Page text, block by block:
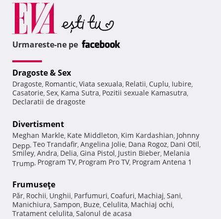
Urmareste-ne pe
Dragoste & Sex
Dragoste, Romantic, Viata sexuala, Relatii, Cuplu, Iubire,
Casatorie, Sex, Kama Sutra, Pozitii sexuale Kamasutra,
Declaratii de dragoste
Divertisment
Meghan Markle, Kate Middleton, Kim Kardashian, Johnny
Depp, Teo Trandafir, Angelina Jolie, Dana Rogoz, Dani Otil,
Smiley, Andra, Delia, Gina Pistol, Justin Bieber, Melania
Trump, Program TV, Program Pro TV, Program Antena 1
Frumuseţe
Păr, Rochii, Unghii, Parfumuri, Coafuri, Machiaj, Sani,
Manichiura, Sampon, Buze, Celulita, Machiaj ochi,
Tratament celulita, Salonul de acasa